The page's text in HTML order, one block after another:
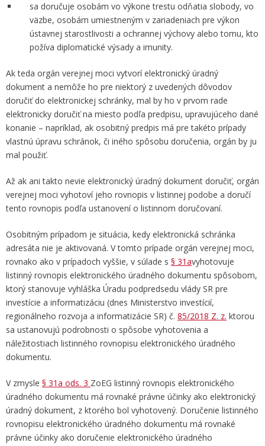
sa doručuje osobám vo výkone trestu odňatia slobody, vo
väzbe, osobám umiestneným v zariadeniach pre výkon
ústavnej starostlivosti a ochrannej výchovy alebo tomu, kto
požíva diplomatické výsady a imunity.
Ak teda orgán verejnej moci vytvorí elektronický úradný
dokument a nemôže ho pre niektorý z uvedených dôvodov
doručiť do elektronickej schránky, mal by ho v prvom rade
elektronicky doručiť na miesto podľa predpisu, upravujúceho dané
konanie – napríklad, ak osobitný predpis má pre takéto prípady
vlastnú úpravu schránok, či iného spôsobu doručenia, orgán by ju
mal použiť.
Až ak ani takto nevie elektronický úradný dokument doručiť, orgán
verejnej moci vyhotoví jeho rovnopis v listinnej podobe a doručí
tento rovnopis podľa ustanovení o listinnom doručovaní.
Osobitným prípadom je situácia, kedy elektronická schránka
adresáta nie je aktivovaná. V tomto prípade orgán verejnej moci,
rovnako ako v prípadoch vyššie, v súlade s § 31avyhotovuje
listinný rovnopis elektronického úradného dokumentu spôsobom,
ktorý stanovuje vyhláška Úradu podpredsedu vlády SR pre
investície a informatizáciu (dnes Ministerstvo investícií,
regionálneho rozvoja a informatizácie SR) č. 85/2018 Z. z. ktorou
sa ustanovujú podrobnosti o spôsobe vyhotovenia a
náležitostiach listinného rovnopisu elektronického úradného
dokumentu.
V zmysle § 31a ods. 3 ZoEG listinný rovnopis elektronického
úradného dokumentu má rovnaké právne účinky ako elektronický
úradný dokument, z ktorého bol vyhotovený. Doručenie listinného
rovnopisu elektronického úradného dokumentu má rovnaké
právne účinky ako doručenie elektronického úradného